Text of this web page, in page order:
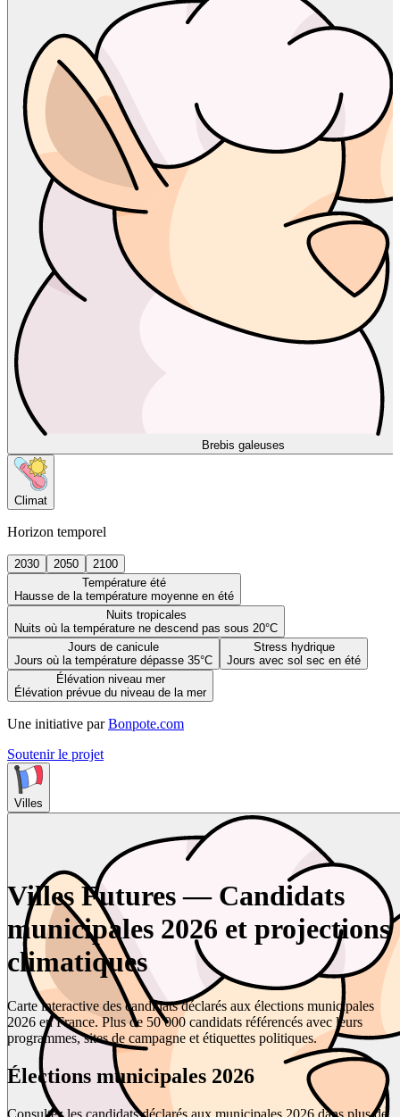
Brebis galeuses
Climat
Horizon temporel
2030 2050
2100
Température été
Hausse de la température moyenne en été
Nuits tropicales
Nuits où la température ne descend pas sous 20°C
Jours de canicule
Jours où la température dépasse 35°C
Stress hydrique
Jours avec sol sec en été
Élévation niveau mer
Élévation prévue du niveau de la mer
Une initiative par Bonpote.com
Soutenir le projet
Villes
Villes Futures — Candidats
municipales 2026 et projections
climatiques
Carte interactive des candidats déclarés aux élections municipales
2026 en France. Plus de 50 000 candidats référencés avec leurs
programmes, sites de campagne et étiquettes politiques.
Élections municipales 2026
Consultez les candidats déclarés aux municipales 2026 dans plus de